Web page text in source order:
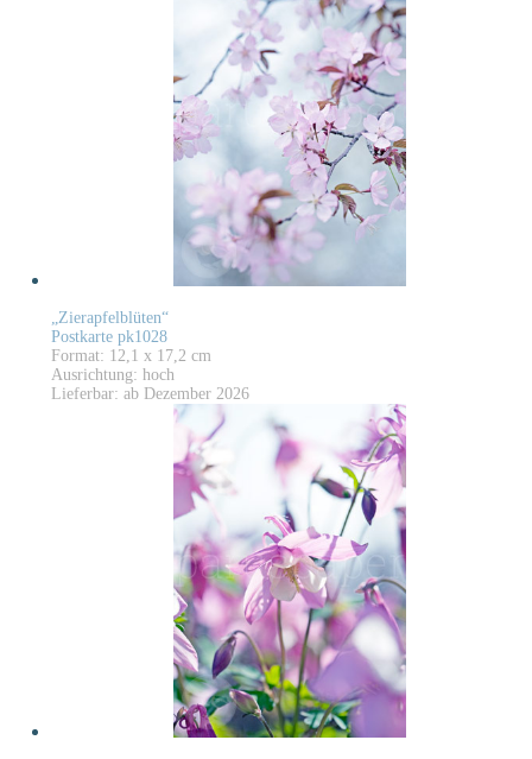
„Zierapfelblüten“
Postkarte pk1028
Format: 12,1 x 17,2 cm
Ausrichtung: hoch
Lieferbar: ab Dezember 2026